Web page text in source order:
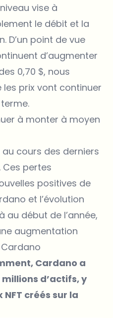
vise à
le débit et la
D’un point de vue
d’augmenter
0,70 $, nous
prix vont continuer
à monter à moyen
cours des derniers
pertes
positives de
et l’évolution
au début de l’année,
augmentation
Cardano a
d’actifs, y
créés sur la